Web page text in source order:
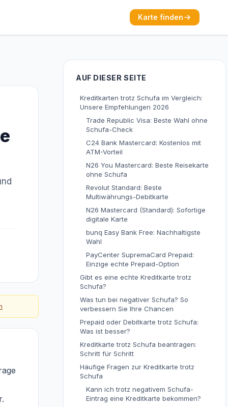
Karte finden
AUF DIESER SEITE
Kreditkarten trotz Schufa im Vergleich:
Unsere Empfehlungen 2026
Trade Republic Visa: Beste Wahl ohne
Schufa-Check
C24 Bank Mastercard: Kostenlos mit
ATM-Vorteil
N26 You Mastercard: Beste Reisekarte
ohne Schufa
Revolut Standard: Beste
Multiwährungs-Debitkarte
N26 Mastercard (Standard): Sofortige
digitale Karte
bunq Easy Bank Free: Nachhaltigste
Wahl
PayCenter SupremaCard Prepaid:
Einzige echte Prepaid-Option
Gibt es eine echte Kreditkarte trotz
Schufa?
Was tun bei negativer Schufa? So
verbessern Sie Ihre Chancen
Prepaid oder Debitkarte trotz Schufa:
Was ist besser?
Kreditkarte trotz Schufa beantragen:
Schritt für Schritt
Häufige Fragen zur Kreditkarte trotz
Schufa
Kann ich trotz negativem Schufa-
Eintrag eine Kreditkarte bekommen?